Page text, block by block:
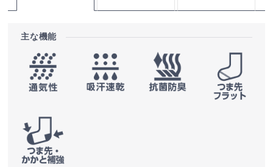
主な機能